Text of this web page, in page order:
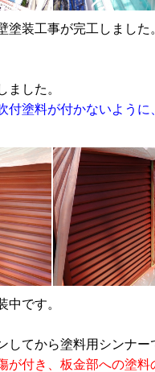
外壁塗装工事が
した。
付塗料が付かないよう
中です。
てから塗料用シンナ
が付き、板金部への塗料